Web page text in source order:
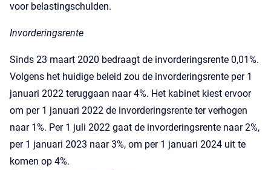
voor belastingschulden.
Invorderingsrente
Sinds 23 maart 2020 bedraagt de invorderingsrente 0,01%.
Volgens het huidige beleid zou de invorderingsrente per 1
januari 2022 teruggaan naar 4%. Het kabinet kiest ervoor
om per 1 januari 2022 de invorderingsrente ter verhogen
naar 1%. Per 1 juli 2022 gaat de invorderingsrente naar 2%,
per 1 januari 2023 naar 3%, om per 1 januari 2024 uit te
komen op 4%.